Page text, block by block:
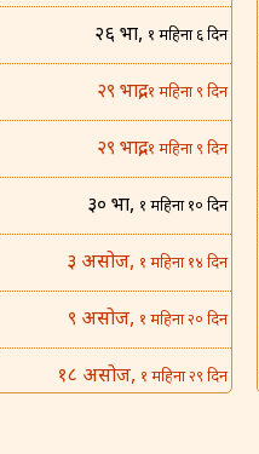
२६ भाद्र, १ महिना ६ दिन
२९ भाद्र,१ महिना ९ दिन
२९ भाद्र,१ महिना ९ दिन
३० भाद्र, १ महिना १० दिन
३ असोज, १ महिना १४ दिन
९ असोज, १ महिना २० दिन
१८ असोज, १ महिना २९ दिन